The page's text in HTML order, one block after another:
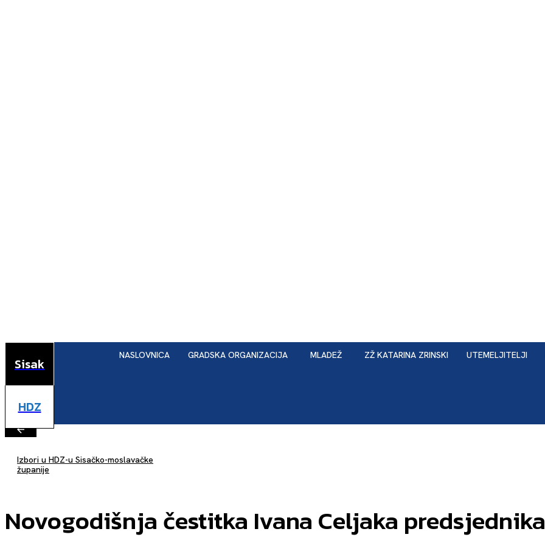
Sisak
HDZ
NASLOVNICA GRADSKA ORGANIZACIJA MLADEŽ ZŽ KATARINA ZRINSKI UTEMELJITELJI
Izbori u HDZ-u Sisačko-moslavačke
županije
Novogodišnja čestitka Ivana Celjaka predsjednika